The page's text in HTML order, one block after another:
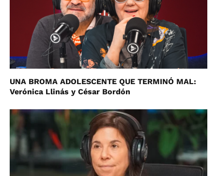
UNA BROMA ADOLESCENTE QUE TERMINÓ MAL:
Verónica Llinás y César Bordón